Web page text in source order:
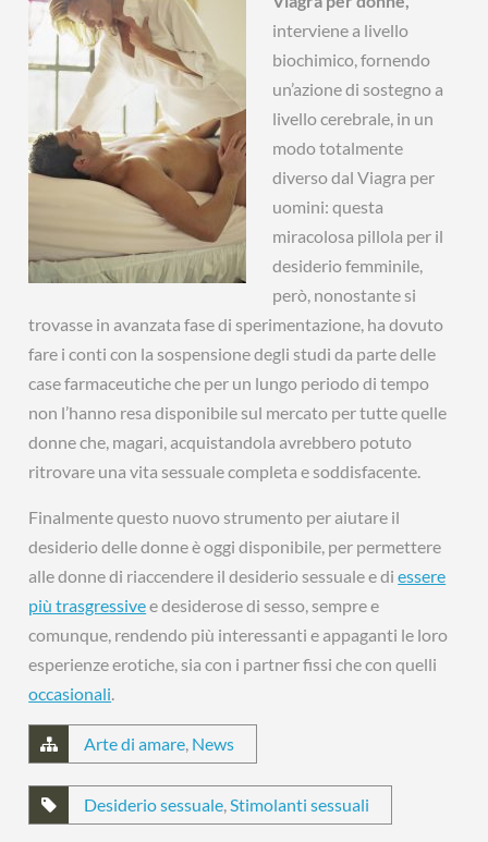
interviene a livello
biochimico, fornendo
un’azione di sostegno a
livello cerebrale, in un
modo totalmente
diverso dal Viagra per
uomini: questa
miracolosa pillola per il
desiderio femminile,
però, nonostante si
trovasse in avanzata fase di sperimentazione, ha dovuto
fare i conti con la sospensione degli studi da parte delle
case farmaceutiche che per un lungo periodo di tempo
non l’hanno resa disponibile sul mercato per tutte quelle
donne che, magari, acquistandola avrebbero potuto
ritrovare una vita sessuale completa e soddisfacente.
Finalmente questo nuovo strumento per aiutare il
desiderio delle donne è oggi disponibile, per permettere
alle donne di riaccendere il desiderio sessuale e diessere
più trasgressivee desiderose di sesso, sempre e
comunque, rendendo più interessanti e appaganti le loro
esperienze erotiche, sia con i partner fissi che con quelli
occasionali.
Arte di amare, News
Desiderio sessuale,Stimolanti sessuali